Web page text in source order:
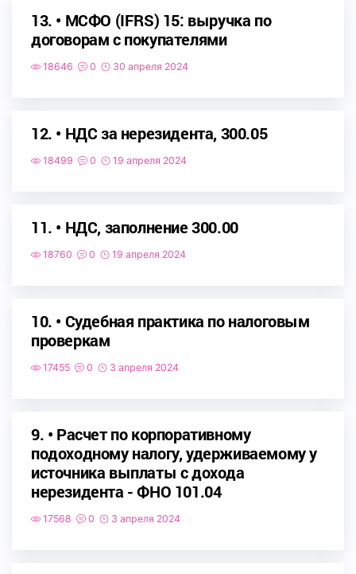
13. • МСФО (IFRS) 15: выручка по
договорам с покупателями
18646 0 30 апреля 2024
12. • НДС за нерезидента, 300.05
18499 0 19 апреля 2024
11. • НДС, заполнение 300.00
18760 0 19 апреля 2024
10. • Судебная практика по налоговым
проверкам
17455 0 3 апреля 2024
9. • Расчет по корпоративному
подоходному налогу, удерживаемому у
источника выплаты с дохода
нерезидента - ФНО 101.04
17568 0 3 апреля 2024